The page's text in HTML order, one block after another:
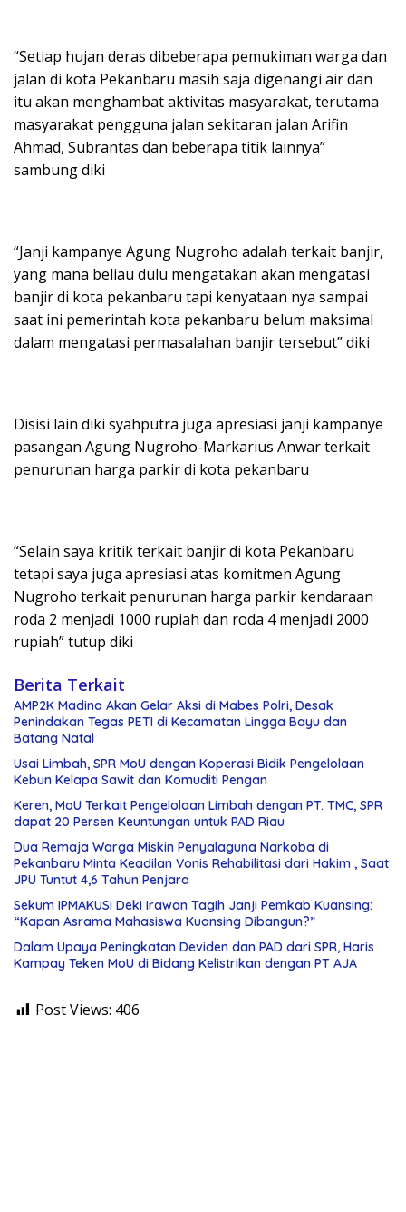
“Setiap hujan deras dibeberapa pemukiman warga dan
jalan di kota Pekanbaru masih saja digenangi air dan
itu akan menghambat aktivitas masyarakat, terutama
masyarakat pengguna jalan sekitaran jalan Arifin
Ahmad, Subrantas dan beberapa titik lainnya”
sambung diki
“Janji kampanye Agung Nugroho adalah terkait banjir,
yang mana beliau dulu mengatakan akan mengatasi
banjir di kota pekanbaru tapi kenyataan nya sampai
saat ini pemerintah kota pekanbaru belum maksimal
dalam mengatasi permasalahan banjir tersebut” diki
Disisi lain diki syahputra juga apresiasi janji kampanye
pasangan Agung Nugroho-Markarius Anwar terkait
penurunan harga parkir di kota pekanbaru
“Selain saya kritik terkait banjir di kota Pekanbaru
tetapi saya juga apresiasi atas komitmen Agung
Nugroho terkait penurunan harga parkir kendaraan
roda 2 menjadi 1000 rupiah dan roda 4 menjadi 2000
rupiah” tutup diki
Berita Terkait
AMP2K Madina Akan Gelar Aksi di Mabes Polri, Desak
Penindakan Tegas PETI di Kecamatan Lingga Bayu dan
Batang Natal
Usai Limbah, SPR MoU dengan Koperasi Bidik Pengelolaan
Kebun Kelapa Sawit dan Komuditi Pengan
Keren, MoU Terkait Pengelolaan Limbah dengan PT. TMC, SPR
dapat 20 Persen Keuntungan untuk PAD Riau
Dua Remaja Warga Miskin Penyalaguna Narkoba di
Pekanbaru Minta Keadilan Vonis Rehabilitasi dari Hakim , Saat
JPU Tuntut 4,6 Tahun Penjara
Sekum IPMAKUSI Deki Irawan Tagih Janji Pemkab Kuansing:
“Kapan Asrama Mahasiswa Kuansing Dibangun?”
Dalam Upaya Peningkatan Deviden dan PAD dari SPR, Haris
Kampay Teken MoU di Bidang Kelistrikan dengan PT AJA
Post Views: 406